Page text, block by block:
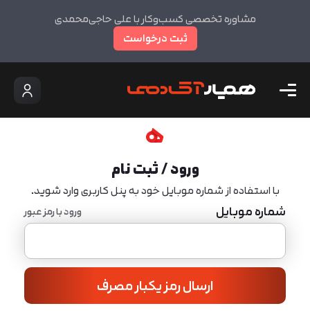
مشاوره تخصصی کسب‌وکار با علی حاجی‌محمدی
ثبت درخواست
ورود / ثبت نام
با استفاده از شماره موبایل خود به پنل کاربری وارد شوید.
شماره موبایل ورود با رمز عبور
ارسال رمز یکبار مصرف